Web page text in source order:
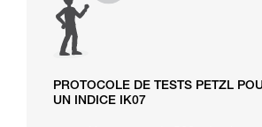
PROTOCOLE DE TESTS PETZL
UN INDICE IK07